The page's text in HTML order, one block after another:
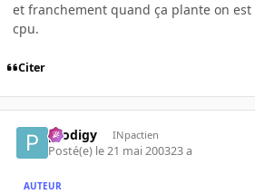
et franchement quand ça plante on est
cpu.
Citer
prodigy INpactien
Posté(e) le 21 mai 200323 a
AUTEUR